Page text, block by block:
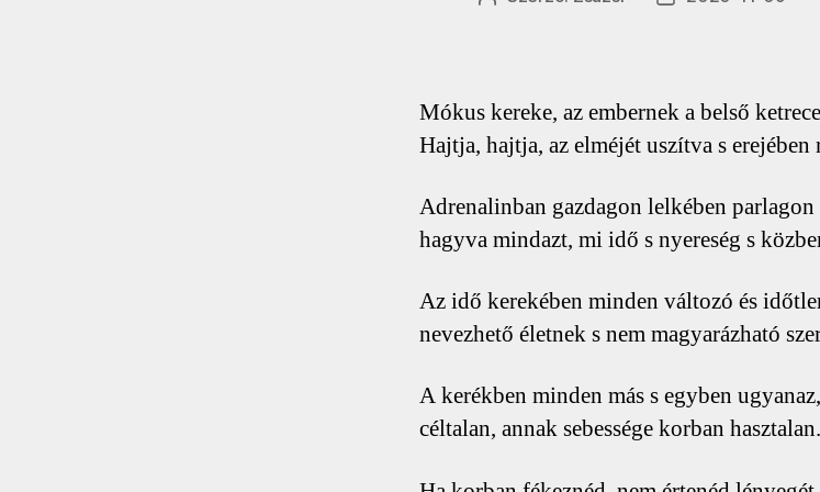
Mókus kereke, az embernek a belső
Hajtja, hajtja, az elméjét uszítva s erejében
Adrenalinban gazdagon lelkében parlagon
hagyva mindazt, mi idő s nyereség s
Az idő kerekében minden változó és
nevezhető életnek s nem magyarázható
A kerékben minden más s egyben
céltalan, annak sebessége korban hasztalan.